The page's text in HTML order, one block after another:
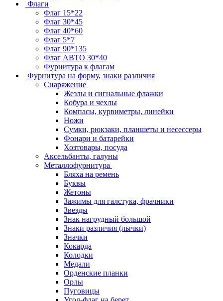
Флаги
Флаг 15*22
Флаг 30*45
Флаг 40*60
Флаг 5*7
Флаг 90*135
Флаг АВТО 30*40
Фурнитура к флагам
Фурнитура на форму, знаки различия
Снаряжение
Жезлы и сигнальные флажки
Кобура и чехлы
Компасы, курвиметры, линейки
Ножи
Сумки, рюкзаки, планшеты и несессеры
Фонари и батарейки
Хозтовары, посуда
Аксельбанты, галуны
Металлофурнитура
Бляха на ремень
Буквы
Жетоны
Зажимы для галстука, фрачники
Звезды
Знак нагрудный большой
Знаки различия (лычки)
Значки
Кокарда
Колодки
Медали
Орденские планки
Орлы
Пуговицы